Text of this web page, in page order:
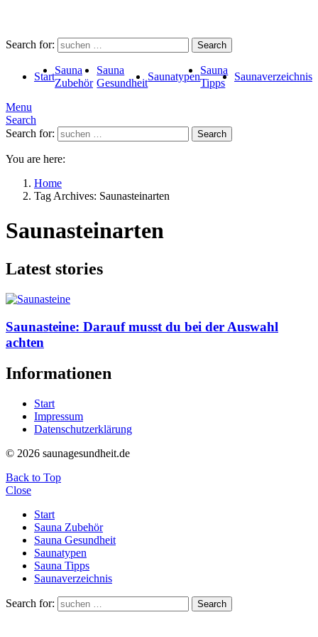
Search for: Search
Start
Sauna
Zubehör
Sauna
Gesundheit
Saunatypen
Sauna
Tipps
Saunaverzeichnis
Menu
Search
Search for:
Search
You are here:
Home
Tag Archives: Saunasteinarten
Saunasteinarten
Latest stories
Saunasteine: Darauf musst du bei der Auswahl
achten
Informationen
Start
Impressum
Datenschutzerklärung
© 2026 saunagesundheit.de
Back to Top
Close
Start
Sauna Zubehör
Sauna Gesundheit
Saunatypen
Sauna Tipps
Saunaverzeichnis
Search for: Search